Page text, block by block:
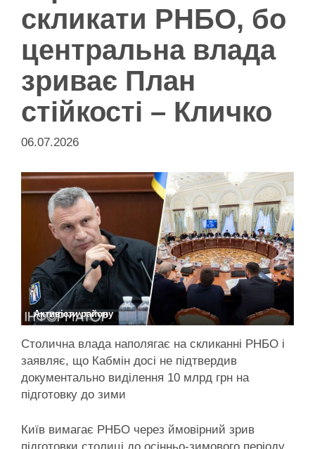
скликати РНБО, бо
центральна влада
зриває План
стійкості – Кличко
06.07.2026
Активісти району
Столична влада наполягає на скликанні РНБО і
заявляє, що Кабмін досі не підтвердив
документально виділення 10 млрд грн на
підготовку до зими
Київ вимагає РНБО через ймовірний зрив